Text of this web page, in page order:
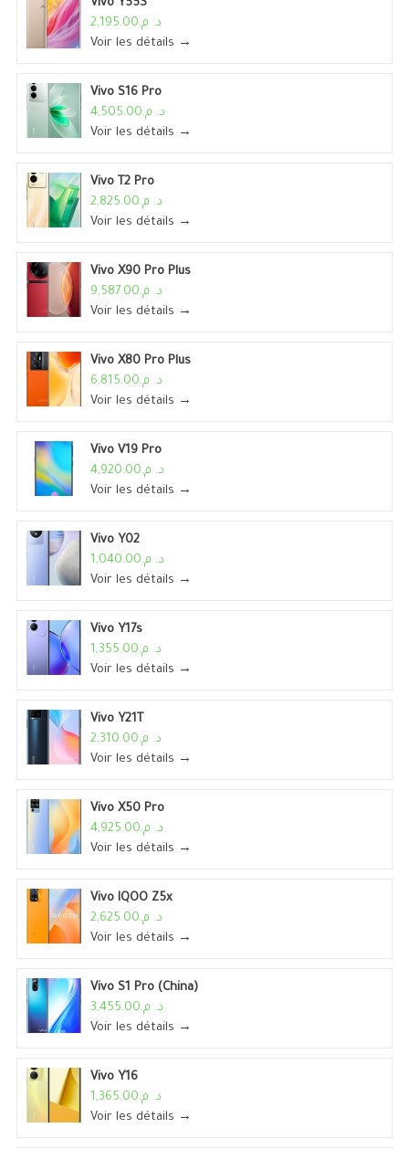
Vivo Y55S
د. م.2,195.00
Voir les détails →
Vivo S16 Pro
د. م.4,505.00
Voir les détails →
Vivo T2 Pro
د. م.2,825.00
Voir les détails →
Vivo X90 Pro Plus
د. م.9,587.00
Voir les détails →
Vivo X80 Pro Plus
د. م.6,815.00
Voir les détails →
Vivo V19 Pro
د. م.4,920.00
Voir les détails →
Vivo Y02
د. م.1,040.00
Voir les détails →
Vivo Y17s
د. م.1,355.00
Voir les détails →
Vivo Y21T
د. م.2,310.00
Voir les détails →
Vivo X50 Pro
د. م.4,925.00
Voir les détails →
Vivo IQOO Z5x
د. م.2,625.00
Voir les détails →
Vivo S1 Pro (China)
د. م.3,455.00
Voir les détails →
Vivo Y16
د. م.1,365.00
Voir les détails →